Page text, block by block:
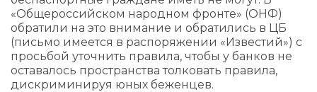
«Общероссийском народном фронте» (ОНФ)
обратили на это внимание и обратились в ЦБ
(письмо имеется в распоряжении «Известий») с
просьбой уточнить правила, чтобы у банков не
оставалось пространства толковать правила,
дискриминируя юных беженцев.